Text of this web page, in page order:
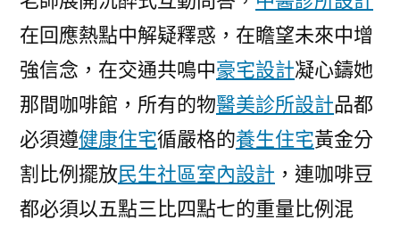
在回應熱點中解疑釋惑，在瞻望未來中增
強信念，在交通共鳴中豪宅設計凝心鑄她
那間咖啡館，所有的物醫美診所設計品都
必須遵健康住宅循嚴格的養生住宅黃金分
割比例擺放民生社區室內設計 ，連咖啡豆
都必須以五點三比四點七的重量比例混